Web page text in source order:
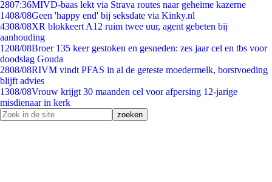
2807:36MIVD-baas lekt via Strava routes naar geheime kazerne
1408/08Geen 'happy end' bij seksdate via Kinky.nl
4308/08XR blokkeert A12 ruim twee uur, agent gebeten bij
aanhouding
1208/08Broer 135 keer gestoken en gesneden: zes jaar cel en tbs voor
doodslag Gouda
2808/08RIVM vindt PFAS in al de geteste moedermelk, borstvoeding
blijft advies
1308/08Vrouw krijgt 30 maanden cel voor afpersing 12-jarige
misdienaar in kerk